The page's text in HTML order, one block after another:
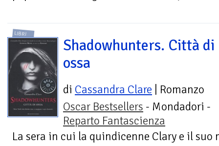
LIBRI
Shadowhunters. Città di
ossa
di Cassandra Clare | Romanzo
Oscar Bestsellers - Mondadori -
Reparto Fantascienza
La sera in cui la quindicenne Clary e il